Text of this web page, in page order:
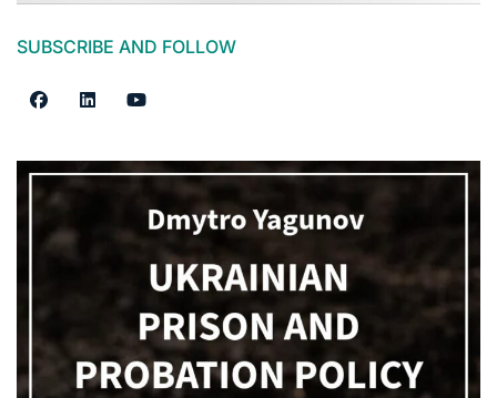
SUBSCRIBE AND FOLLOW